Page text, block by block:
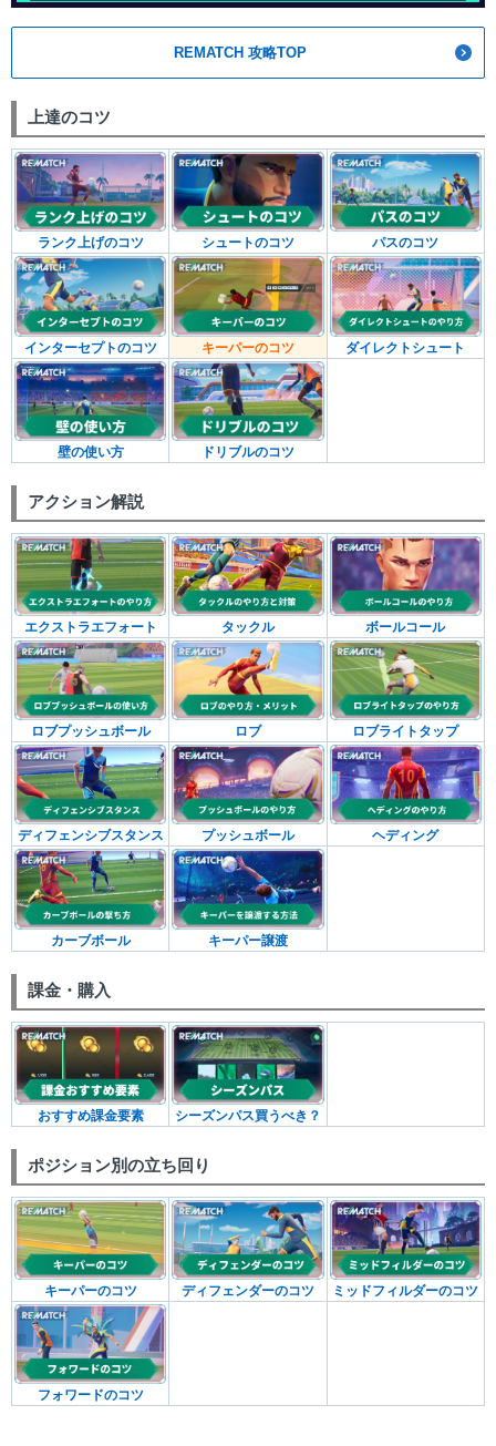
REMATCH 攻略TOP
上達のコツ
ランク上げのコツ シュートのコツ パスのコツ
インターセプトのコツ キーパーのコツ ダイレクトシュート
壁の使い方 ドリブルのコツ
アクション解説
エクストラエフォート タックル ボールコール
ロブプッシュボール ロブ ロブライトタップ
ディフェンシブスタンス プッシュボール ヘディング
カーブボール キーパー譲渡
課金・購入
おすすめ課金要素 シーズンパス買うべき？
ポジション別の立ち回り
キーパーのコツ ディフェンダーのコツ ミッドフィルダーのコツ
フォワードのコツ